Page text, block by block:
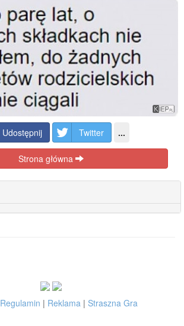
Udostępnij Twitter ...
Strona główna
Regulamin | Reklama | Straszna Gra